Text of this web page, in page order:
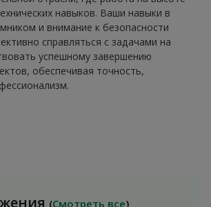
навыков. Ваши навыки в
и внимание к безопасности
справляться с задачами на
успешному завершению
обеспечивая точность,
(Смотреть все)